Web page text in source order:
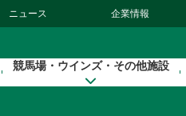
ニュース 企業情報
競馬場・ウインズ・その他施設